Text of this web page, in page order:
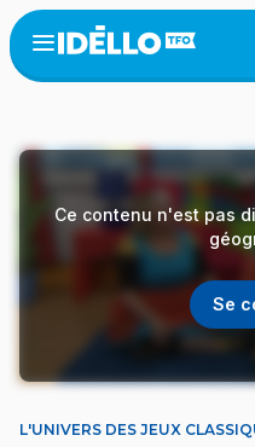
Aller
au
contenu
Open
menu
Ce contenu n'est pas
Se
L'UNIVERS DES JEUX